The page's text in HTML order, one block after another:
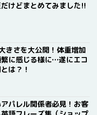
けどまとめてみました!!
きさを大公開！体重増加
に感じる様に…遂にエコ
は？！
パレル関係者必見！お客